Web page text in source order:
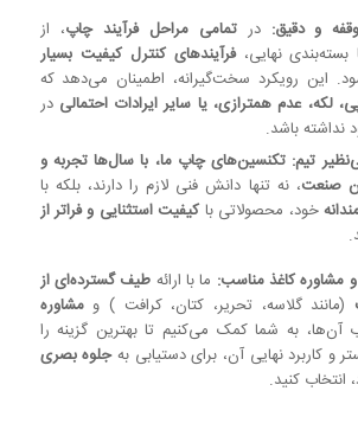
و دقیق: درتمامی مراحل فرآیند چاپ، از
بسته‌بندی نهایی،فرآیندهای کنترل کیفیت بسیار
این رویکرد سخت‌گیرانه، اطمینان می‌دهد که
لکه، عدم همترازی، یا سایر ایرادات احتمالی در
باشد.
تیم: تکنسین‌های چاپ ما، با سال‌ها تجربه و
صنعت، نه تنها دانش فنی لازم را دارند، بلکه با
خود، محصولاتی باکیفیت استثنایی و فراتر از
مشاوره کاغذ مناسب: ما با ارائه طیف گسترده‌ای از
(مانند گلاسه، تحریر، کتان، کرافت ) ومشاوره
آن‌ها، به شما کمک می‌کنیم تا بهترین گزینه را
و کاربرد نهایی آن، برای دستیابی بهجلوه بصری
انتخاب کنید.